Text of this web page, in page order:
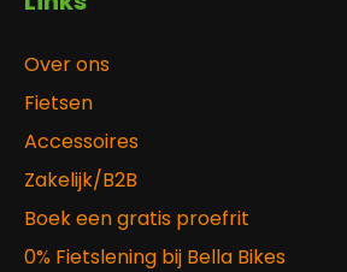
Over ons
Fietsen
Accessoires
Zakelijk/B2B
Boek een gratis proefrit
0% Fietslening bij Bella Bikes